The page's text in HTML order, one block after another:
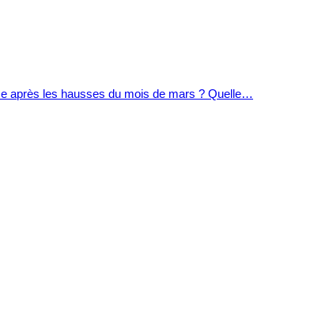
après les hausses du mois de mars ? Quelle…